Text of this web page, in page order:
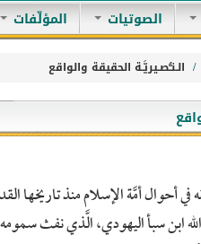
الصوتيات المؤلّفات
الـنـُّصـيريَّـة الحقيقة والواقع
أحوال أمَّة الإسلام منذ
الله ابن سبأ اليهودي، الَّذي نفث